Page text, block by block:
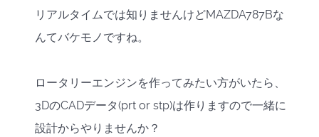
リアルタイムでは知りませんけどMAZDA787Bな
んてバケモノですね。
ロータリーエンジンを作ってみたい方がいたら、
3DのCADデータ(prt or stp)は作りますので一緒に
設計からやりませんか？